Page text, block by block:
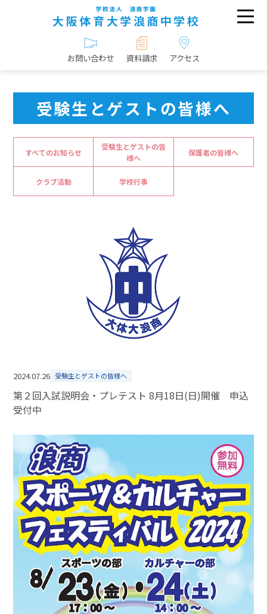
お問い合わせ 資料請求 アクセス
受験生とゲストの皆様へ
すべてのお知らせ
受験生とゲストの皆
様へ
保護者の皆様へ
クラブ活動 学校行事
2024.07.26 受験生とゲストの皆様へ
第２回入試説明会・プレテスト 8月18日(日)開催 申込
受付中